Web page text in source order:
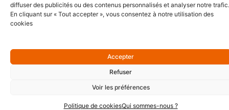
diffuser des publicités ou des contenus personnalisés et analyser notre trafic.
En cliquant sur « Tout accepter », vous consentez à notre utilisation des
cookies
Accepter
Refuser
Voir les préférences
Politique de cookiesQui sommes-nous ?